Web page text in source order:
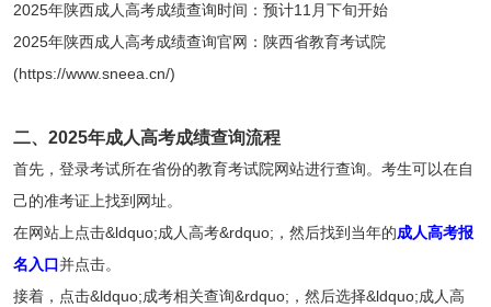
2025年陕西成人高考成绩查询时间：预计11月下旬开始
2025年陕西成人高考成绩查询官网：陕西省教育考试院
(https://www.sneea.cn/)
二、2025年成人高考成绩查询流程
首先，登录考试所在省份的教育考试院网站进行查询。考生可以在自
己的准考证上找到网址。
在网站上点击&ldquo;成人高考&rdquo;，然后找到当年的成人高考报
名入口并点击。
接着，点击&ldquo;成考相关查询&rdquo;，然后选择&ldquo;成人高